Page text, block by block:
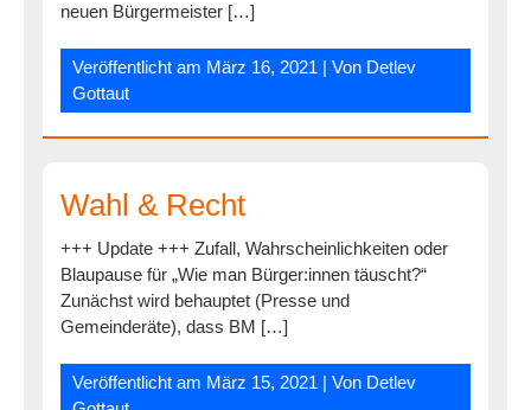
neuen Bürgermeister […]
Veröffentlicht am März 16, 2021 | Von Detlev
Gottaut
Wahl & Recht
+++ Update +++ Zufall, Wahrscheinlichkeiten oder
Blaupause für „Wie man Bürger:innen täuscht?“
Zunächst wird behauptet (Presse und
Gemeinderäte), dass BM […]
Veröffentlicht am März 15, 2021 | Von Detlev